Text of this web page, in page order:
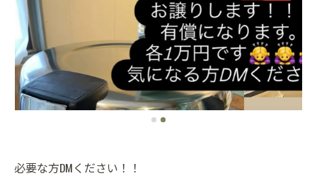
必要な方DMください！！